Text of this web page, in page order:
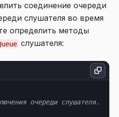
соединение очереди
слушателя во время
определить методы
слушателя:
очереди слушателя.